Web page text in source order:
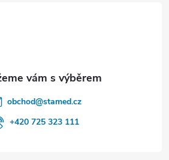
obchod@stamed.cz
+420 725 323 111